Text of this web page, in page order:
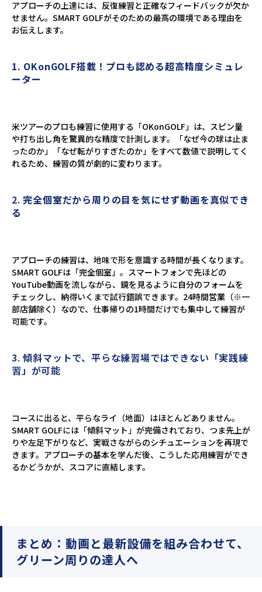
アプローチの上達には、反復練習と正確なフィードバックが欠か
せません。SMART GOLFがそのための最高の環境である理由を
お伝えします。
1. OKonGOLF搭載！プロも認める超高精度シミュレ
ーター
米ツアーのプロも練習に使用する「OKonGOLF」は、スピン量
や打ち出し角を驚異的な精度で計測します。「なぜ今の球は止ま
ったのか」「なぜ転がりすぎたのか」をすべて数値で説明してく
れるため、練習の質が劇的に変わります。
2.完全個室だから周りの目を気にせず動画を真似でき
る
アプローチの練習は、地味で形を意識する時間が長くなります。
SMART GOLFは「完全個室」。スマートフォンで先ほどの
YouTube動画を流しながら、鏡を見るように自分のフォームを
チェックし、納得いくまで試行錯誤できます。24時間営業（※一
部店舗除く）なので、仕事帰りの1時間だけでも集中して練習が
可能です。
3. 傾斜マットで、平らな練習場ではできない「実践練
習」が可能
コースに出ると、平らなライ（地面）はほとんどありません。
SMART GOLFには「傾斜マット」が完備されており、つま先上が
りや左足下がりなど、実戦さながらのシチュエーションを再現で
きます。アプローチの基本を学んだ後、こうした応用練習ができ
るかどうかが、スコアに直結します。
まとめ：動画と最新設備を組み合わせて、
グリーン周りの達人へ